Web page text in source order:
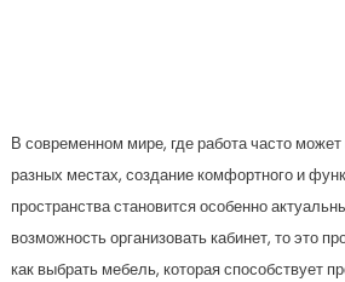
В современном мире, где работа часто
разных местах, создание комфортного и
пространства становится особенно
возможность организовать кабинет, то это
как выбрать мебель, которая способствует